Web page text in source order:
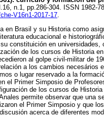
n.1, pp.286-304. ISSN 1982-
V16n1-2017-17.
en Brasil y su Historia como
educacional e
constituición en universidades,
de los cursos de Historia
al golpe civil-militar de
a los cambios necesários
o lugar reservado a la
el Primer Simposio de
de los cursos de
permite observar que una
el Primer Simposio y que
acerca de diferentes